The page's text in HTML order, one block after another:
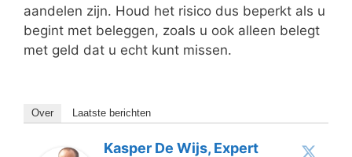
aandelen zijn. Houd het risico dus beperkt als u
begint met beleggen, zoals u ook alleen belegt
met geld dat u echt kunt missen.
Over Laatste berichten
Kasper De Wijs, Expert